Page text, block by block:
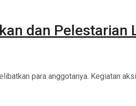
dan Pelestarian
para anggotanya. Kegiatan